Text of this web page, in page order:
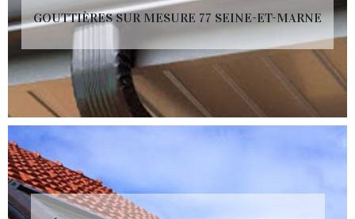
GOUTTIÈRES SUR MESURE 77 SEINE-ET-MARNE